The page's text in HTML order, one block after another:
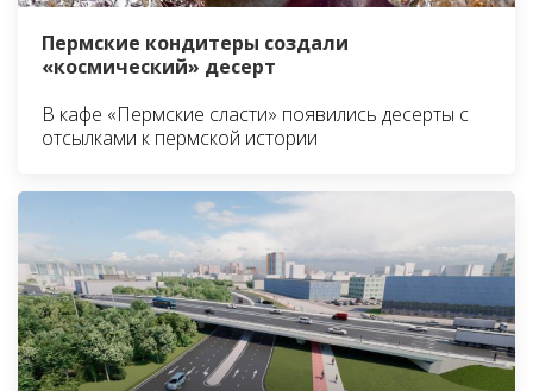
Пермские кондитеры создали
«космический» десерт
В кафе «Пермские сласти» появились десерты с
отсылками к пермской истории